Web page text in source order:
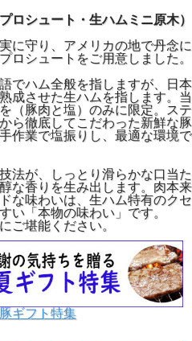
ロシュート・生ハムミニ原木）
に守り、アメリカの地で丹念に
ロシュートをご用意しました。
でハム全般を指しますが、日本
成させた生ハムを指します。当
（豚肉と塩）のみに限定。ステ
ら徹底してこだわった新鮮な豚
作業で塩振りし、最適な環境で
法が、しっとり滑らかな口当た
な香りを生み出します。肉本来
な味わいは、生ハム特有のクセ
い「本物の味わい」です。
ご堪能ください。
ギフト特集